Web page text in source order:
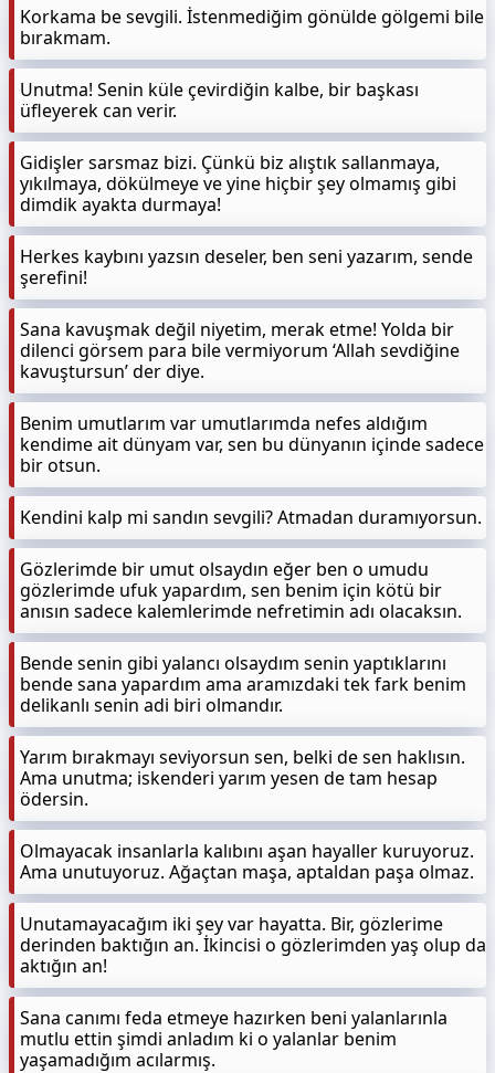
Korkama be sevgili. İstenmediğim gönülde gölgemi bile
bırakmam.
Unutma! Senin küle çevirdiğin kalbe, bir başkası
üfleyerek can verir.
Gidişler sarsmaz bizi. Çünkü biz alıştık sallanmaya,
yıkılmaya, dökülmeye ve yine hiçbir şey olmamış gibi
dimdik ayakta durmaya!
Herkes kaybını yazsın deseler, ben seni yazarım, sende
şerefini!
Sana kavuşmak değil niyetim, merak etme! Yolda bir
dilenci görsem para bile vermiyorum ‘Allah sevdiğine
kavuştursun’ der diye.
Benim umutlarım var umutlarımda nefes aldığım
kendime ait dünyam var, sen bu dünyanın içinde sadece
bir otsun.
Kendini kalp mi sandın sevgili? Atmadan duramıyorsun.
Gözlerimde bir umut olsaydın eğer ben o umudu
gözlerimde ufuk yapardım, sen benim için kötü bir
anısın sadece kalemlerimde nefretimin adı olacaksın.
Bende senin gibi yalancı olsaydım senin yaptıklarını
bende sana yapardım ama aramızdaki tek fark benim
delikanlı senin adi biri olmandır.
Yarım bırakmayı seviyorsun sen, belki de sen haklısın.
Ama unutma; iskenderi yarım yesen de tam hesap
ödersin.
Olmayacak insanlarla kalıbını aşan hayaller kuruyoruz.
Ama unutuyoruz. Ağaçtan maşa, aptaldan paşa olmaz.
Unutamayacağım iki şey var hayatta. Bir, gözlerime
derinden baktığın an. İkincisi o gözlerimden yaş olup da
aktığın an!
Sana canımı feda etmeye hazırken beni yalanlarınla
mutlu ettin şimdi anladım ki o yalanlar benim
yaşamadığım acılarmış.